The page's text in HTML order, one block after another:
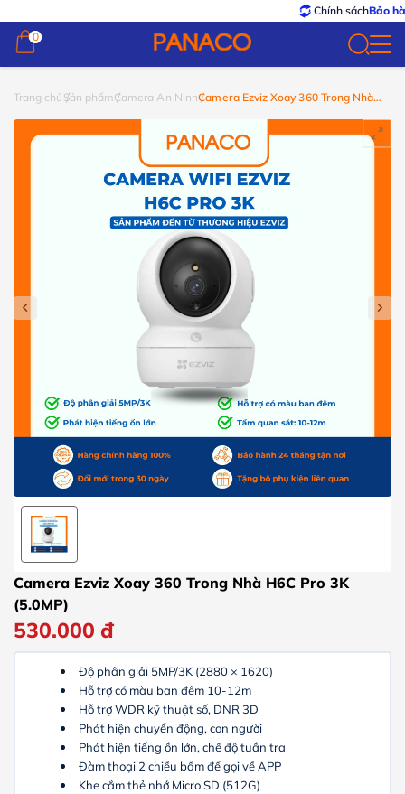
Chính sáchBảo hành –
0
0
Trang chủ Sản phẩmCamera An NinhCamera Ezviz Xoay 360 Trong Nhà
Camera Ezviz Xoay 360 Trong Nhà H6C Pro 3K
(5.0MP)
530.000 đ
Độ phân giải 5MP/3K (2880 × 1620)
Hỗ trợ có màu ban đêm 10-12m
Hỗ trợ WDR kỹ thuật số, DNR 3D
Phát hiện chuyển động, con người
Phát hiện tiếng ồn lớn, chế độ tuần tra
Đàm thoại 2 chiều bấm để gọi về APP
Khe cắm thẻ nhớ Micro SD (512G)